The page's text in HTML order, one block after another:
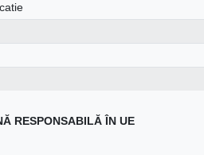
RESPONSABILĂ ÎN UE